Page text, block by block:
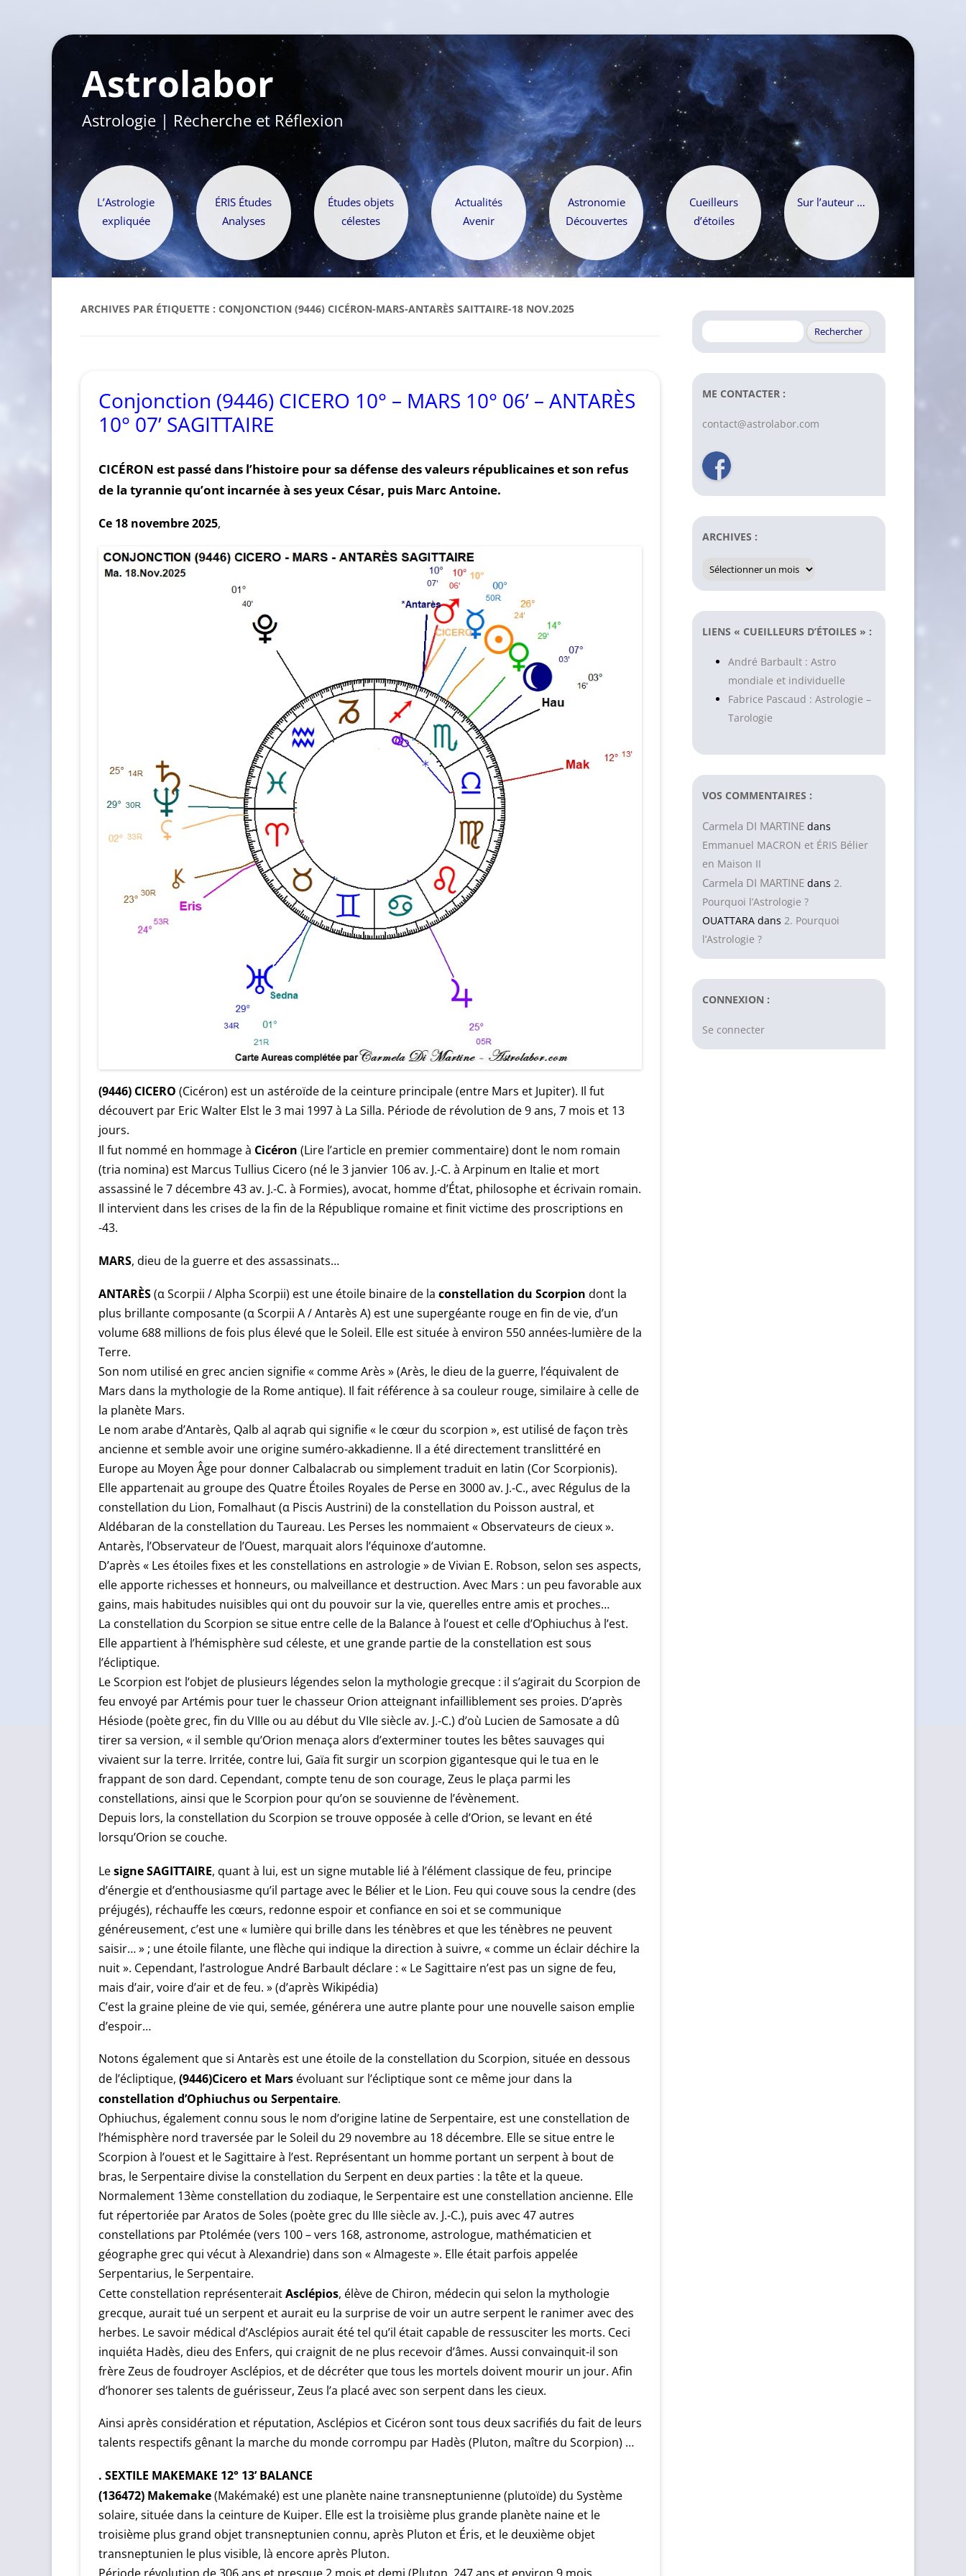
Astrolabor
Astrologie | Recherche et Réflexion
au
contenu
L’Astrologie
expliquée
ÉRIS Études
Analyses
Études objets
célestes
Actualités
Avenir
Astronomie
Découvertes
Cueilleurs
d’étoiles
Sur l’auteur …
ARCHIVES PAR ÉTIQUETTE : CONJONCTION (9446) CICÉRON-MARS-ANTARÈS SAITTAIRE-18 NOV.2025
Conjonction (9446) CICERO 10° – MARS 10° 06’ – ANTARÈS
10° 07’ SAGITTAIRE
CICÉRON est passé dans l’histoire pour sa défense des valeurs républicaines et son refus
de la tyrannie qu’ont incarnée à ses yeux César, puis Marc Antoine.
Ce 18 novembre 2025,
(9446) CICERO (Cicéron) est un astéroïde de la ceinture principale (entre Mars et Jupiter). Il fut
découvert par Eric Walter Elst le 3 mai 1997 à La Silla. Période de révolution de 9 ans, 7 mois et 13
jours.
Il fut nommé en hommage à Cicéron (Lire l’article en premier commentaire) dont le nom romain
(tria nomina) est Marcus Tullius Cicero (né le 3 janvier 106 av. J.-C. à Arpinum en Italie et mort
assassiné le 7 décembre 43 av. J.-C. à Formies), avocat, homme d’État, philosophe et écrivain romain.
Il intervient dans les crises de la fin de la République romaine et finit victime des proscriptions en
-43.
MARS, dieu de la guerre et des assassinats…
ANTARÈS(α Scorpii / Alpha Scorpii) est une étoile binaire de laconstellation du Scorpion dont la
plus brillante composante (α Scorpii A / Antarès A) est une supergéante rouge en fin de vie, d’un
volume 688 millions de fois plus élevé que le Soleil. Elle est située à environ 550 années-lumière de la
Terre.
Son nom utilisé en grec ancien signifie « comme Arès » (Arès, le dieu de la guerre, l’équivalent de
Mars dans la mythologie de la Rome antique). Il fait référence à sa couleur rouge, similaire à celle de
la planète Mars.
Le nom arabe d’Antarès, Qalb al aqrab qui signifie « le cœur du scorpion », est utilisé de façon très
ancienne et semble avoir une origine suméro-akkadienne. Il a été directement translittéré en
Europe au Moyen Âge pour donner Calbalacrab ou simplement traduit en latin (Cor Scorpionis).
Elle appartenait au groupe des Quatre Étoiles Royales de Perse en 3000 av. J.-C., avec Régulus de la
constellation du Lion, Fomalhaut (α Piscis Austrini) de la constellation du Poisson austral, et
Aldébaran de la constellation du Taureau. Les Perses les nommaient « Observateurs de cieux ».
Antarès, l’Observateur de l’Ouest, marquait alors l’équinoxe d’automne.
D’après « Les étoiles fixes et les constellations en astrologie » de Vivian E. Robson, selon ses aspects,
elle apporte richesses et honneurs, ou malveillance et destruction. Avec Mars : un peu favorable aux
gains, mais habitudes nuisibles qui ont du pouvoir sur la vie, querelles entre amis et proches…
La constellation du Scorpion se situe entre celle de la Balance à l’ouest et celle d’Ophiuchus à l’est.
Elle appartient à l’hémisphère sud céleste, et une grande partie de la constellation est sous
l’écliptique.
Le Scorpion est l’objet de plusieurs légendes selon la mythologie grecque : il s’agirait du Scorpion de
feu envoyé par Artémis pour tuer le chasseur Orion atteignant infailliblement ses proies. D’après
Hésiode (poète grec, fin du VIIIe ou au début du VIIe siècle av. J.-C.) d’où Lucien de Samosate a dû
tirer sa version, « il semble qu’Orion menaça alors d’exterminer toutes les bêtes sauvages qui
vivaient sur la terre. Irritée, contre lui, Gaïa fit surgir un scorpion gigantesque qui le tua en le
frappant de son dard. Cependant, compte tenu de son courage, Zeus le plaça parmi les
constellations, ainsi que le Scorpion pour qu’on se souvienne de l’évènement.
Depuis lors, la constellation du Scorpion se trouve opposée à celle d’Orion, se levant en été
lorsqu’Orion se couche.
Lesigne SAGITTAIRE, quant à lui, est un signe mutable lié à l’élément classique de feu, principe
d’énergie et d’enthousiasme qu’il partage avec le Bélier et le Lion. Feu qui couve sous la cendre (des
préjugés), réchauffe les cœurs, redonne espoir et confiance en soi et se communique
généreusement, c’est une « lumière qui brille dans les ténèbres et que les ténèbres ne peuvent
saisir… » ; une étoile filante, une flèche qui indique la direction à suivre, « comme un éclair déchire la
nuit ». Cependant, l’astrologue André Barbault déclare : « Le Sagittaire n’est pas un signe de feu,
mais d’air, voire d’air et de feu. » (d’après Wikipédia)
C’est la graine pleine de vie qui, semée, générera une autre plante pour une nouvelle saison emplie
d’espoir…
Notons également que si Antarès est une étoile de la constellation du Scorpion, située en dessous
de l’écliptique,(9446)Cicero et Mars évoluant sur l’écliptique sont ce même jour dans la
constellation d’Ophiuchus ou Serpentaire.
Ophiuchus, également connu sous le nom d’origine latine de Serpentaire, est une constellation de
l’hémisphère nord traversée par le Soleil du 29 novembre au 18 décembre. Elle se situe entre le
Scorpion à l’ouest et le Sagittaire à l’est. Représentant un homme portant un serpent à bout de
bras, le Serpentaire divise la constellation du Serpent en deux parties : la tête et la queue.
Normalement 13ème constellation du zodiaque, le Serpentaire est une constellation ancienne. Elle
fut répertoriée par Aratos de Soles (poète grec du IIIe siècle av. J.-C.), puis avec 47 autres
constellations par Ptolémée (vers 100 – vers 168, astronome, astrologue, mathématicien et
géographe grec qui vécut à Alexandrie) dans son « Almageste ». Elle était parfois appelée
Serpentarius, le Serpentaire.
Cette constellation représenteraitAsclépios, élève de Chiron, médecin qui selon la mythologie
grecque, aurait tué un serpent et aurait eu la surprise de voir un autre serpent le ranimer avec des
herbes. Le savoir médical d’Asclépios aurait été tel qu’il était capable de ressusciter les morts. Ceci
inquiéta Hadès, dieu des Enfers, qui craignit de ne plus recevoir d’âmes. Aussi convainquit-il son
frère Zeus de foudroyer Asclépios, et de décréter que tous les mortels doivent mourir un jour. Afin
d’honorer ses talents de guérisseur, Zeus l’a placé avec son serpent dans les cieux.
Ainsi après considération et réputation, Asclépios et Cicéron sont tous deux sacrifiés du fait de leurs
talents respectifs gênant la marche du monde corrompu par Hadès (Pluton, maître du Scorpion) …
. SEXTILE MAKEMAKE 12° 13’ BALANCE
(136472) Makemake(Makémaké) est une planète naine transneptunienne (plutoïde) du Système
solaire, située dans la ceinture de Kuiper. Elle est la troisième plus grande planète naine et le
troisième plus grand objet transneptunien connu, après Pluton et Éris, et le deuxième objet
transneptunien le plus visible, là encore après Pluton.
Rechercher :
ME CONTACTER :
contact@astrolabor.com
ARCHIVES :
Archives
LIENS « CUEILLEURS D’ÉTOILES » :
André Barbault : Astro
mondiale et individuelle
Fabrice Pascaud : Astrologie –
Tarologie
VOS COMMENTAIRES :
Carmela DI MARTINE dans
Emmanuel MACRON et ÉRIS Bélier
en Maison II
Carmela DI MARTINE dans 2.
Pourquoi l’Astrologie ?
OUATTARA dans 2. Pourquoi
l’Astrologie ?
CONNEXION :
Se connecter